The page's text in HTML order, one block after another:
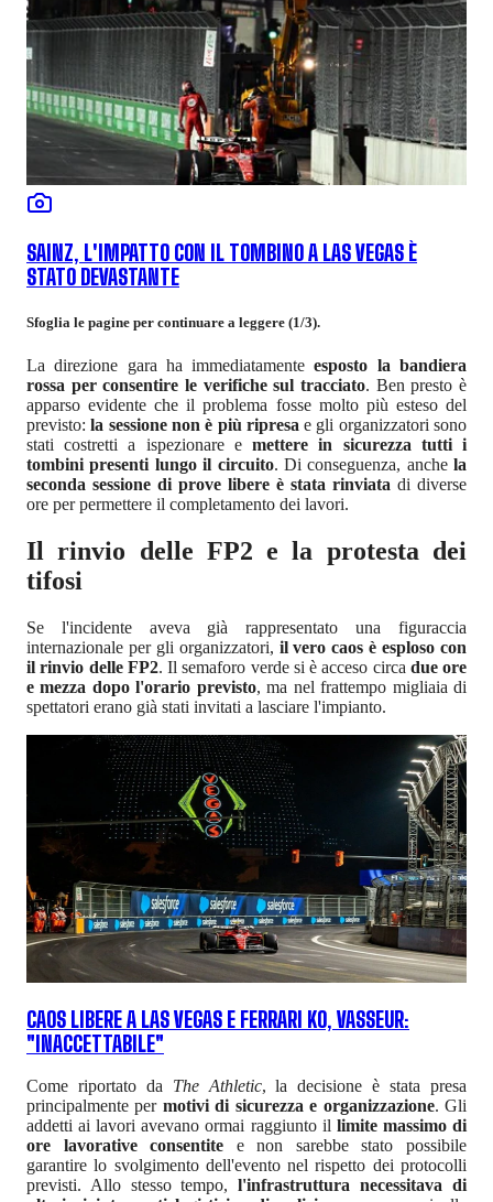
SAINZ, L'IMPATTO CON IL TOMBINO A LAS VEGAS È
STATO DEVASTANTE
Sfoglia le pagine per continuare a leggere (1/3).
La direzione gara ha immediatamenteesposto la bandiera
rossa per consentire le verifiche sul tracciato. Ben presto è
apparso evidente che il problema fosse molto più esteso del
previsto:la sessione non è più ripresa e gli organizzatori sono
stati costretti a ispezionare emettere in sicurezza tutti i
tombini presenti lungo il circuito. Di conseguenza, anche la
seconda sessione di prove libere è stata rinviata di diverse
ore per permettere il completamento dei lavori.
Il rinvio delle FP2 e la protesta dei
tifosi
Se l'incidente aveva già rappresentato una figuraccia
internazionale per gli organizzatori, il vero caos è esploso con
il rinvio delle FP2. Il semaforo verde si è acceso circa due ore
e mezza dopo l'orario previsto, ma nel frattempo migliaia di
spettatori erano già stati invitati a lasciare l'impianto.
CAOS LIBERE A LAS VEGAS E FERRARI KO, VASSEUR:
"INACCETTABILE"
Come riportato da The Athletic, la decisione è stata presa
principalmente per motivi di sicurezza e organizzazione. Gli
addetti ai lavori avevano ormai raggiunto illimite massimo di
ore lavorative consentite e non sarebbe stato possibile
garantire lo svolgimento dell'evento nel rispetto dei protocolli
previsti. Allo stesso tempo,l'infrastruttura necessitava di